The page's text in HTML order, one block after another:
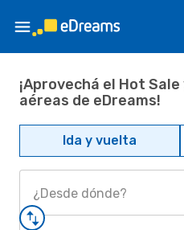
¡Aprovechá el Hot
aéreas de eDreams!
Ida y vuelta
¿Desde dónde?